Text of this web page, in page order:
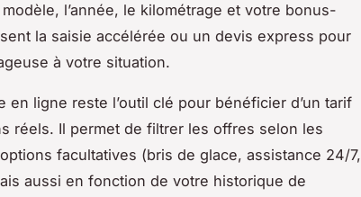
l’année, le kilométrage et votre bonus-
la saisie accélérée ou un devis express pour
à votre situation.
en ligne reste l’outil clé pour bénéficier d’un tarif
réels. Il permet de filtrer les offres selon les
facultatives (bris de glace, assistance 24/7,
aussi en fonction de votre historique de